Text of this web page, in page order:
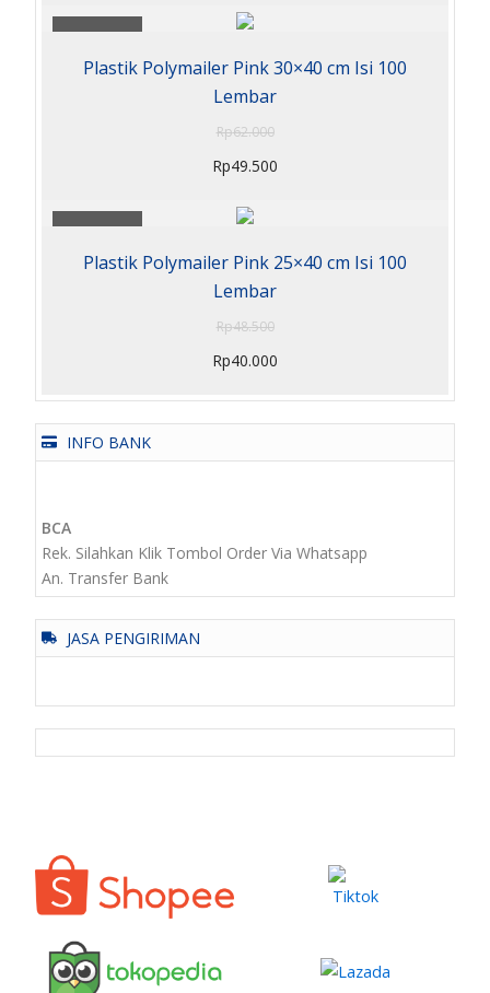
Plastik Polymailer Pink 30×40 cm Isi 100
Lembar
Rp62.000
Rp49.500
Plastik Polymailer Pink 25×40 cm Isi 100
Lembar
Rp48.500
Rp40.000
INFO BANK
BCA
Rek. Silahkan Klik Tombol Order Via Whatsapp
An. Transfer Bank
JASA PENGIRIMAN